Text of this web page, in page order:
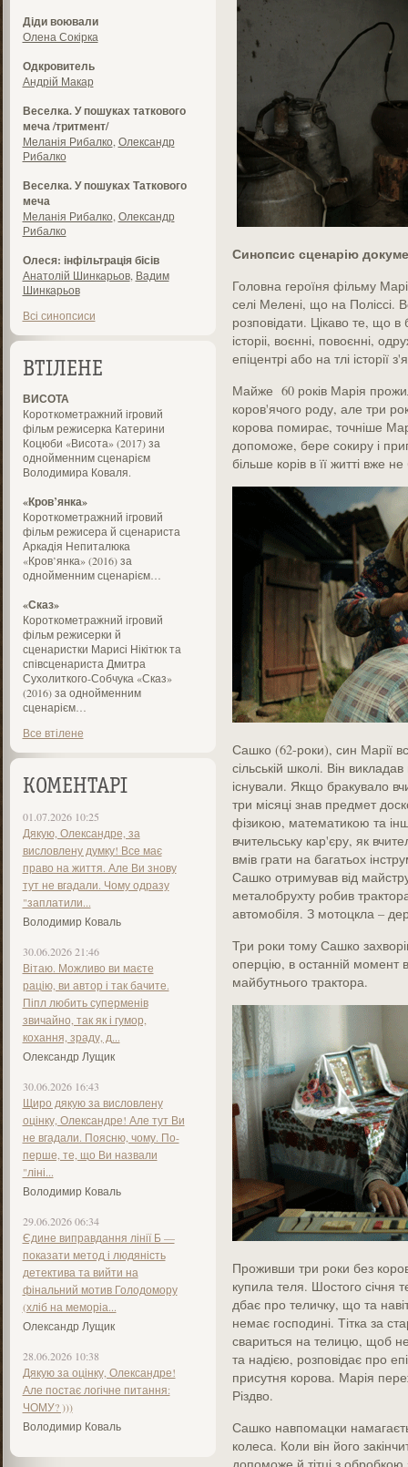
Діди воювали
Олена Сокірка
Одкровитель
Андрій Макар
Веселка. У пошуках таткового
меча /тритмент/
Меланія Рибалко Олександр
Рибалко
Веселка. У пошуках Таткового
меча
Меланія Рибалко Олександр
Рибалко
Олеся: інфільтрація бісів
Анатолій Шинкарьов, Вадим
Шинкарьов
Всі синопсиси
ВТІЛЕНЕ
ВИСОТА
Короткометражний ігровий
фільм режисерка Катерини
Коцюби «Висота» (2017) за
однойменним сценарієм
Володимира Коваля.
«Кров’янка»
Короткометражний ігровий
фільм режисера й сценариста
Аркадія Непиталюка
«Кров’янка» (2016) за
однойменним сценарієм…
«Сказ»
Короткометражний ігровий
фільм режисерки й
сценаристки Марисі Нікітюк та
співсценариста Дмитра
Сухолиткого-Собчука «Сказ»
(2016) за однойменним
сценарієм…
Все втілене
КОМЕНТАРІ
01.07.2026 10:25
Дякую, Олександре, за
висловлену думку! Все має
право на життя. Але Ви знову
тут не вгадали. Чому одразу
"заплатили...
Володимир Коваль
30.06.2026 21:46
Вітаю. Можливо ви маєте
рацію, ви автор і так бачите.
Піпл любить суперменів
звичайно, так як і гумор,
кохання, зраду, д...
Олександр Лущик
30.06.2026 16:43
Щиро дякую за висловлену
оцінку, Олександре! Але тут Ви
не вгадали. Поясню, чому. По-
перше, те, що Ви назвали
"ліні...
Володимир Коваль
29.06.2026 06:34
Єдине виправдання лінії Б —
показати метод і людяність
детектива та вийти на
фінальний мотив Голодомору
(хліб на меморіа...
Олександр Лущик
28.06.2026 10:38
Дякую за оцінку, Олександре!
Але постає логічне питання:
ЧОМУ? )))
Володимир Коваль
Синопсис сценарію
Головна героїня фільму
селі Мелені, що на Поліссі.
розповідати. Цікаво те, що в
історіі, воєнні, повоєнні,
епіцентрі або на тлі історії
Майже 60 років Марія
коров'ячого роду, але три
корова помирає, точніше
допоможе, бере сокиру і
більше корів в її житті вже
Сашко (62-роки), син Марії
сільській школі. Він
існували. Якщо бракувало
три місяці знав предмет
фізикою, математикою та
вчительську кар'єру, як
вмів грати на багатьох
Сашко отримував від
металобрухту робив
автомобіля. З мотоцкла –
Три роки тому Сашко
оперцію, в останній момент
майбутнього трактора.
Проживши три роки без
купила теля. Шостого січня
дбає про теличку, що та
немає господині. Тітка за
свариться на телицю, щоб
та надією, розповідає про
присутня корова. Марія
Різдво.
Сашко навпомацки
колеса. Коли він його